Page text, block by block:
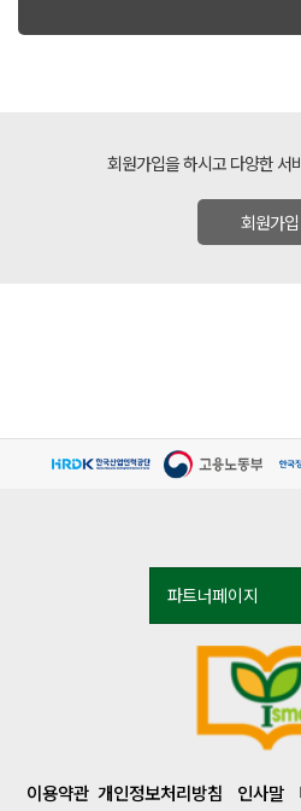
회원가입을 하시고 다양한 서
회원가입
파트너페이지
이용약관 개인정보처리방침 인사말